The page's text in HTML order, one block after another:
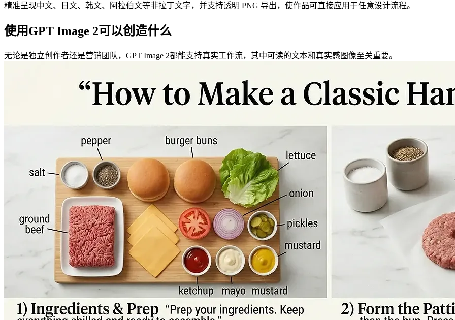
精准呈现中文、日文、韩文、阿拉伯文等非拉丁文字，并支持透明 PNG 导出，使作品可直接应用于任意设计流程。
使用GPT Image 2可以创造什么
无论是独立创作者还是营销团队，GPT Image 2都能支持真实工作流，其中可读的文本和真实感图像至关重要。